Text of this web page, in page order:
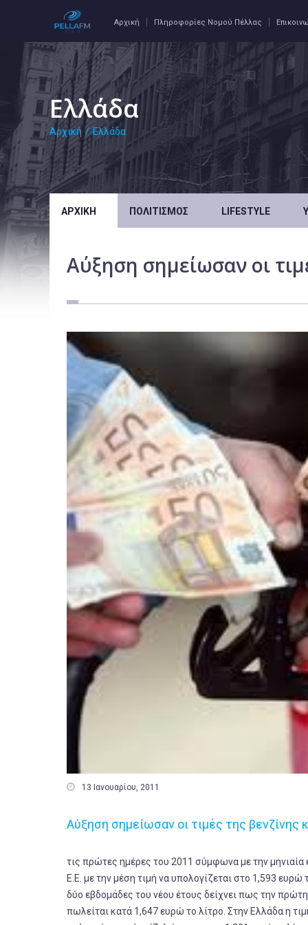
Αρχική Πληροφορίες Νομού Πέλλας
Ελλάδα
Αρχική / Ελλάδα
ΑΡΧΙΚΉ ΠΟΛΙΤΙΣΜΌΣ LIFESTYLE
Αύξηση σημείωσαν οι
 13 Ιανουαρίου, 2011
Αύξηση σημείωσαν οι τιμές της βενζίνης
τις πρώτες ημέρες του 2011 σύμφωνα με την
Ε.Ε. με την μέση τιμή να υπολογίζεται στο 1,593
δύο εβδομάδες του νέου έτους δείχνει πως την
πωλείται κατά 1,647 ευρώ το λίτρο. Στην Ελλάδα η